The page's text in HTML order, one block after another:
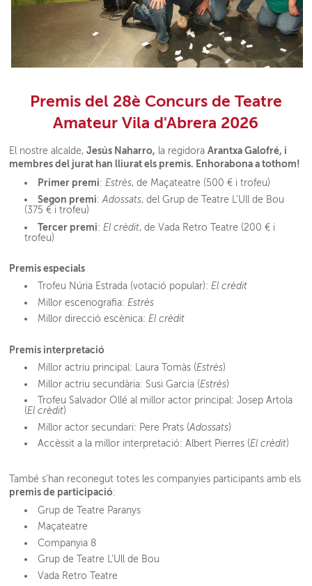
Premis del 28è Concurs de Teatre
Amateur Vila d'Abrera 2026
El nostre alcalde,Jesús Naharro, la regidoraArantxa Galofré, i
membres del jurat han lliurat els premis. Enhorabona a tothom!
Primer premi: Estrès, de Maçateatre (500 € i trofeu)
Segon premi:Adossats, del Grup de Teatre L’Ull de Bou
(375 € i trofeu)
Tercer premi: El crèdit, de Vada Retro Teatre (200 € i
trofeu)
Premis especials
Trofeu Núria Estrada (votació popular):El crèdit
Millor escenografia: Estrès
Millor direcció escènica:El crèdit
Premis interpretació
Millor actriu principal: Laura Tomàs (Estrès)
Millor actriu secundària: Susi Garcia (Estrès)
Trofeu Salvador Ollé al millor actor principal: Josep Artola
(El crèdit)
Millor actor secundari: Pere Prats (Adossats)
Accèssit a la millor interpretació: Albert Pierres (El crèdit)
També s’han reconegut totes les companyies participants amb els
premis de participació:
Grup de Teatre Paranys
Maçateatre
Companyia 8
Grup de Teatre L’Ull de Bou
Vada Retro Teatre